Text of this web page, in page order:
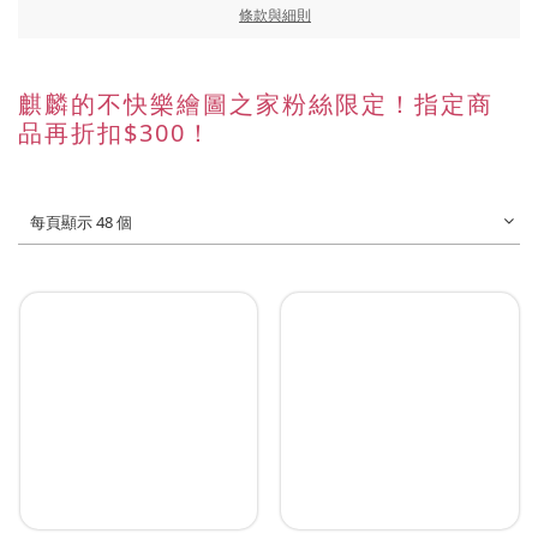
條款與細則
麒麟的不快樂繪圖之家粉絲限定！指定商
品再折扣$300！
每頁顯示 48 個